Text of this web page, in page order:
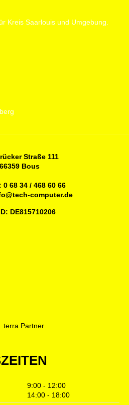
Kreis Saarlouis und Umgebung.
Straße 111
66359 Bous
0 68 34 / 468 60 66
computer.de
DE815710206
9:00 - 12:00
14:00 - 18:00